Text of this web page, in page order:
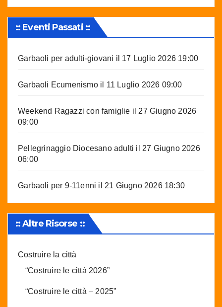
:: Eventi Passati ::
Garbaoli per adulti-giovani il 17 Luglio 2026 19:00
Garbaoli Ecumenismoil 11 Luglio 2026 09:00
Weekend Ragazzi con famiglie il 27 Giugno 2026
09:00
Pellegrinaggio Diocesano adulti il 27 Giugno 2026
06:00
Garbaoli per 9-11enni il 21 Giugno 2026 18:30
:: Altre Risorse ::
Costruire la città
“Costruire le città 2026”
“Costruire le città – 2025”